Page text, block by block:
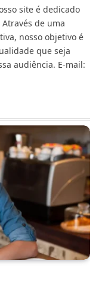
site é dedicado
de uma
nosso objetivo é
que seja
audiência. E-mail: